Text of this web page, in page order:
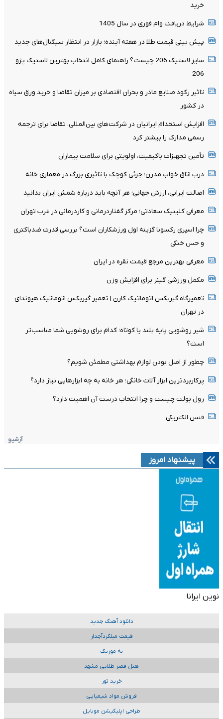
خرید
شرایط دریافت وام فوری در سال 1405
پیش بینی قیمت طلا در هفته آینده؛ بازار در انتظار سیگنال‌های جدید
سایز لاستیک 206 چیست؟ راهنمای کامل انتخاب بهترین لاستیک پژو
206
تاثیر رکود صنایع مادر و بحران اقتصادی بر میزان تقاضا و خرید ورق سیاه
در کشور
افزایش استخدام ایرانیان در شرکت‌های بین‌المللی، تقاضا برای ترجمه
رسمی مدارک را بیشتر کرد
تأمین تجهیزات باکیفیت، اولویتی برای سلامت بیماران
درب اتاق خواب مدرن؛ جزئی کوچک با تاثیری بزرگ در معماری خانه
اصالت ایرانی، ارزش جهانی؛ هر آنچه باید درباره شمش ایران بدانید
معرفی کلینیک سعادتی؛ مرکز گفتاردرمانی و کاردرمانی در غرب تهران
چرا اسپری رکسونا گزینه اول ورزشکاران است؟ بررسی قدرت ضدباکتری
و حس خنکی
معرفی بهترین مرجع قیمت نقره در ایران
مکمل ورزشی گینر برای افزایش وزن
تعمیرگاه گیربکس اتوماتیک کارن | تعمیر گیربکس اتوماتیک هیوندای
در تهران
شیر روشویی پایه بلند یا کوتاه؛ کدام برای روشویی شما مناسب‌تر
است؟
چطور از اصل بودن لوازم بهداشتی مطمئن شویم؟
پرکاربردترین ابزار آلات خانگی؛ هر خانه به چه ابزارهایی نیاز دارد؟
رول بولت چیست و چرا انتخاب درست آن اهمیت دارد؟
فنس الکتریکی
آرشیو
پیشنهاد امروز
نوین ایرانا
دانلود آهنگ جدید
قیمت میلگردآجدار
به موزیک
هتل قصر طلایی مشهد
خرید تور
فروش مواد شیمیایی
طراحی اپلیکیشن موبایل